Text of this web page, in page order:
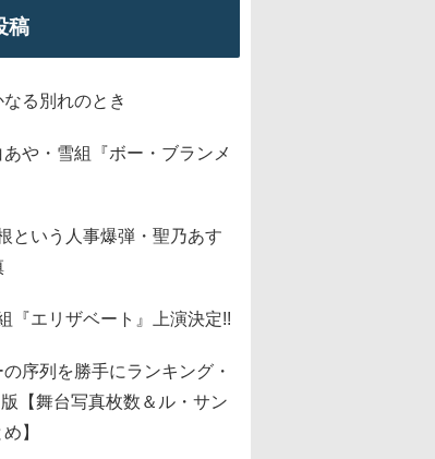
稿
る別れのとき
あや・雪組『ボー・ブランメ
という人事爆弾・聖乃あす
『エリザベート』上演決定!!
序列を勝手にランキング・
【舞台写真枚数＆ル・サン
】